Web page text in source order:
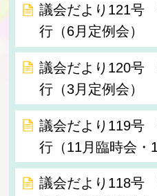
議会だより121号
行（6月定例会）
議会だより120号
行（3月定例会）
議会だより119号
行（11月臨時会・
議会だより118号